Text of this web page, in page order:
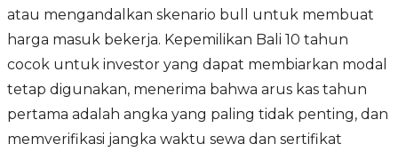
atau mengandalkan skenario bull untuk membuat
harga masuk bekerja. Kepemilikan Bali 10 tahun
cocok untuk investor yang dapat membiarkan modal
tetap digunakan, menerima bahwa arus kas tahun
pertama adalah angka yang paling tidak penting, dan
memverifikasi jangka waktu sewa dan sertifikat